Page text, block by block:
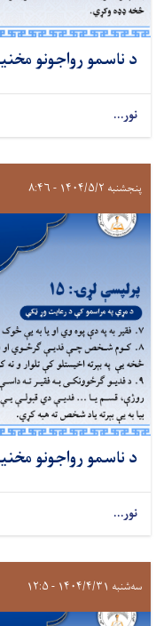
د ناسمو رواجونو
نور...
پنجشنبه ۱۴۰۴/۵/۲ - ۸:۴۶
د ناسمو رواجونو
نور...
سه‌شنبه ۱۴۰۴/۴/۳۱ - ۱۲:۵